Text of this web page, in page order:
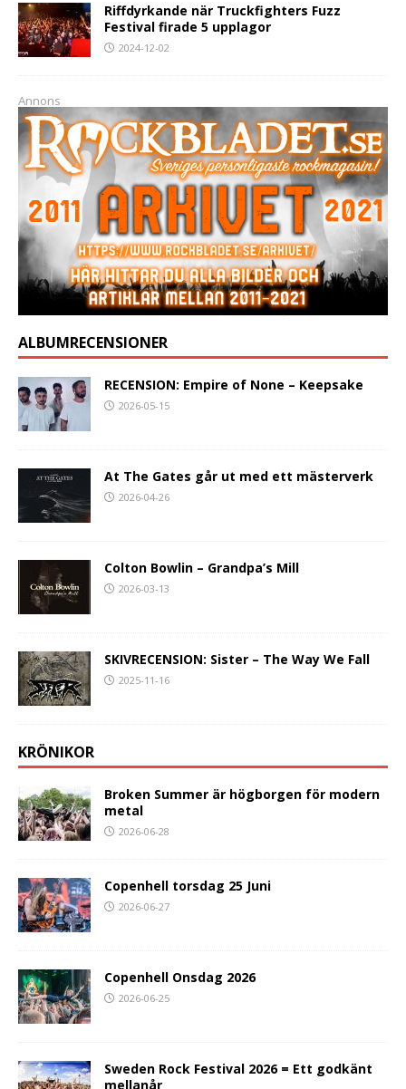
Riffdyrkande när Truckfighters Fuzz
Festival firade 5 upplagor
2024-12-02
Annons
ALBUMRECENSIONER
RECENSION: Empire of None – Keepsake
2026-05-15
At The Gates går ut med ett mästerverk
2026-04-26
Colton Bowlin – Grandpa’s Mill
2026-03-13
SKIVRECENSION: Sister – The Way We Fall
2025-11-16
KRÖNIKOR
Broken Summer är högborgen för modern
metal
2026-06-28
Copenhell torsdag 25 Juni
2026-06-27
Copenhell Onsdag 2026
2026-06-25
Sweden Rock Festival 2026 = Ett godkänt
mellanår